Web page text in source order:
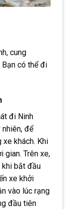
cung
Bạn có thể đi
đi Ninh
nhiên, để
xe khách. Khi
gian. Trên xe,
khi bắt đầu
xe khởi
vào lúc rạng
đầu tiên